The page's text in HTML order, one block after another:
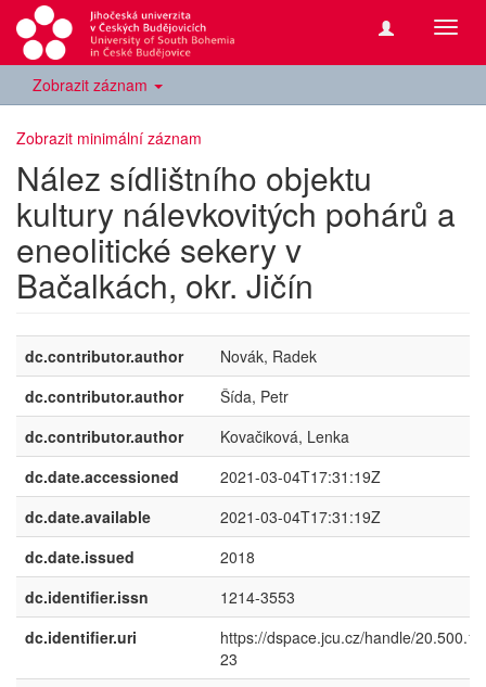
Zobrazit záznam
Zobrazit minimální záznam
Nález sídlištního objektu
kultury nálevkovitých pohárů a
eneolitické sekery v
Bačalkách, okr. Jičín
dc.contributor.author
Novák, Radek
dc.contributor.author
Šída, Petr
dc.contributor.author
Kovačiková, Lenka
dc.date.accessioned
2021-03-04T17:31:19Z
dc.date.available
2021-03-04T17:31:19Z
dc.date.issued
2018
dc.identifier.issn
1214-3553
dc.identifier.uri
https://dspace.jcu.cz/handle/
23